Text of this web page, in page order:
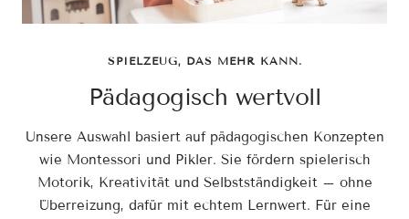
SPIELZEUG, DAS MEHR KANN.
Pädagogisch wertvoll
Unsere Auswahl basiert auf pädagogischen Konzepten
wie Montessori und Pikler. Sie fördern spielerisch
Motorik, Kreativität und Selbstständigkeit – ohne
Überreizung, dafür mit echtem Lernwert. Für eine